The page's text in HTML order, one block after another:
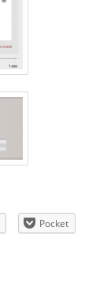
Pocket